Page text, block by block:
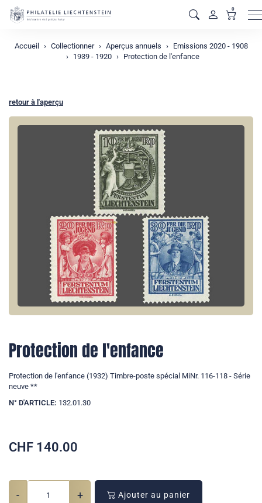
0
Accueil Collectionner Aperçus annuels
Emissions 2020 - 1908
1939 - 1920
Protection de l'enfance
retour à l'aperçu
Protection de l'enfance
Protection de l'enfance (1932) Timbre-poste spécial MiNr. 116-118 - Série
neuve **
N° D'ARTICLE: 132.01.30
CHF 140.00
- + Ajouter au panier